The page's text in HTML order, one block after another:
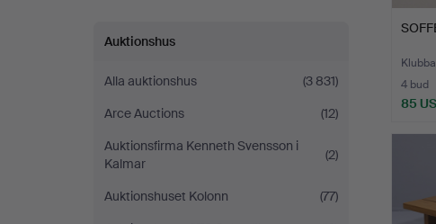
Auktionshus
Alla auktionshus
(3 831)
Arce Auctions
(12)
Auktionsfirma Kenneth Svensson i
Kalmar
(2)
Auktionshuset Kolonn
(77)
4 bud
85